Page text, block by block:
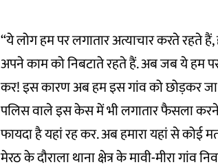
“ये लोग हम पर लगातार अत्याचार करते
अपने काम को निबटाते रहते हैं. अब जब ये हम
कर! इस कारण अब हम इस गांव को छोड़कर जा
पलिस वाले इस केस में भी लगातार फैसला
फायदा है यहां रह कर. अब हमारा यहां से कोई
मेरठ के दौराला थाना क्षेत्र के मावी-मीरा